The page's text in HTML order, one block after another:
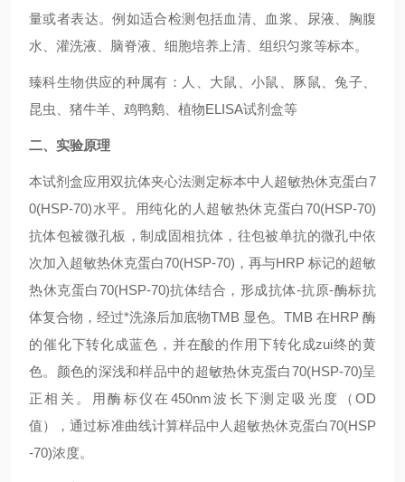
量或者表达。例如适合检测包括血清、血浆、尿液、胸腹
水、灌洗液、脑脊液、细胞培养上清、组织匀浆等标本。
臻科生物供应的种属有：人、大鼠、小鼠、豚鼠、兔子、
昆虫、猪牛羊、鸡鸭鹅、植物ELISA试剂盒等
二、实验原理
本试剂盒应用双抗体夹心法测定标本中人超敏热休克蛋白7
0(HSP-70)水平。用纯化的人超敏热休克蛋白70(HSP-70)
抗体包被微孔板，制成固相抗体，往包被单抗的微孔中依
次加入超敏热休克蛋白70(HSP-70)，再与HRP 标记的超敏
热休克蛋白70(HSP-70)抗体结合，形成抗体-抗原-酶标抗
体复合物，经过*洗涤后加底物TMB 显色。TMB 在HRP 酶
的催化下转化成蓝色，并在酸的作用下转化成zui终的黄
色。颜色的深浅和样品中的超敏热休克蛋白70(HSP-70)呈
正相关。用酶标仪在450nm波长下测定吸光度（OD
值），通过标准曲线计算样品中人超敏热休克蛋白70(HSP
-70)浓度。